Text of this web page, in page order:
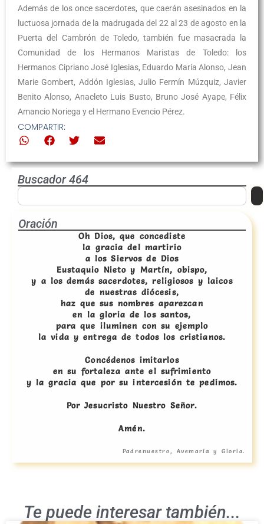
Además de los once sacerdotes, que caerán asesinados en la
luctuosa jornada de la madrugada del 22 al 23 de agosto en la
Puerta del Cambrón de Toledo, también fue masacrada la
Comunidad de los Hermanos Maristas de Toledo: los
Hermanos Cipriano José Iglesias, Eduardo María Alonso, Jean
Marie Gombert, Addón Iglesias, Julio Fermín Múzquiz, Javier
Benito Alonso, Anacleto Luis Busto, Bruno José Ayape, Félix
Amancio Noriega y el Hermano Evencio Pérez.
COMPARTIR:
Buscador 464
Oración
Oh Dios, que concediste
la gracia del martirio
a los Siervos de Dios
Eustaquio Nieto y Martín, obispo,
y a los demás sacerdotes, religiosos y laicos
de nuestras diócesis,
haz que sus nombres aparezcan
en la gloria de los santos,
para que iluminen con su ejemplo
la vida y entrega de todos los cristianos.
Concédenos imitarlos
en su fortaleza ante el sufrimiento
y la gracia que por su intercesión te pedimos.
Por Jesucristo Nuestro Señor.
Amén.
Padrenuestro, Avemaría y Gloria.
Te puede interesar también...